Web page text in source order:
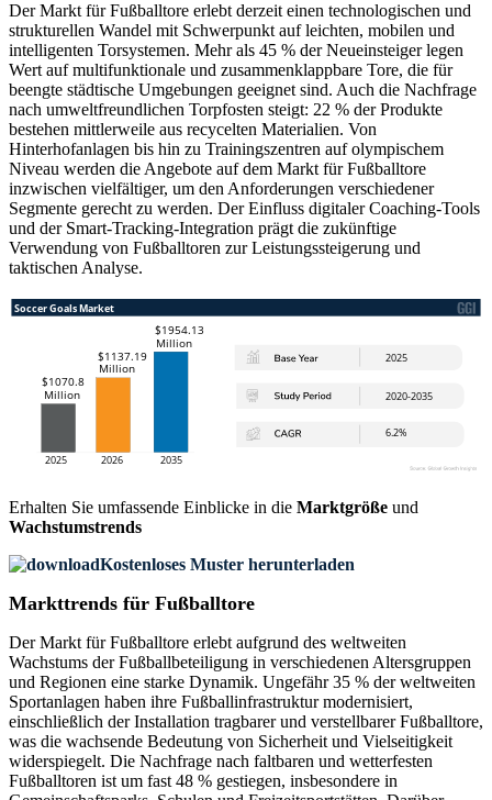
Der Markt für Fußballtore erlebt derzeit einen technologischen und
strukturellen Wandel mit Schwerpunkt auf leichten, mobilen und
intelligenten Torsystemen. Mehr als 45 % der Neueinsteiger legen
Wert auf multifunktionale und zusammenklappbare Tore, die für
beengte städtische Umgebungen geeignet sind. Auch die Nachfrage
nach umweltfreundlichen Torpfosten steigt: 22 % der Produkte
bestehen mittlerweile aus recycelten Materialien. Von
Hinterhofanlagen bis hin zu Trainingszentren auf olympischem
Niveau werden die Angebote auf dem Markt für Fußballtore
inzwischen vielfältiger, um den Anforderungen verschiedener
Segmente gerecht zu werden. Der Einfluss digitaler Coaching-Tools
und der Smart-Tracking-Integration prägt die zukünftige
Verwendung von Fußballtoren zur Leistungssteigerung und
taktischen Analyse.
Erhalten Sie umfassende Einblicke in die Marktgröße und
Wachstumstrends
Kostenloses Muster herunterladen
Markttrends für Fußballtore
Der Markt für Fußballtore erlebt aufgrund des weltweiten
Wachstums der Fußballbeteiligung in verschiedenen Altersgruppen
und Regionen eine starke Dynamik. Ungefähr 35 % der weltweiten
Sportanlagen haben ihre Fußballinfrastruktur modernisiert,
einschließlich der Installation tragbarer und verstellbarer Fußballtore,
was die wachsende Bedeutung von Sicherheit und Vielseitigkeit
widerspiegelt. Die Nachfrage nach faltbaren und wetterfesten
Fußballtoren ist um fast 48 % gestiegen, insbesondere in